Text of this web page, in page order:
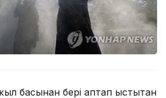
басынан бері аптап ыстықтан